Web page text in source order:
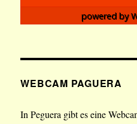
powered by
WEBCAM PAGUERA
In Peguera gibt es eine